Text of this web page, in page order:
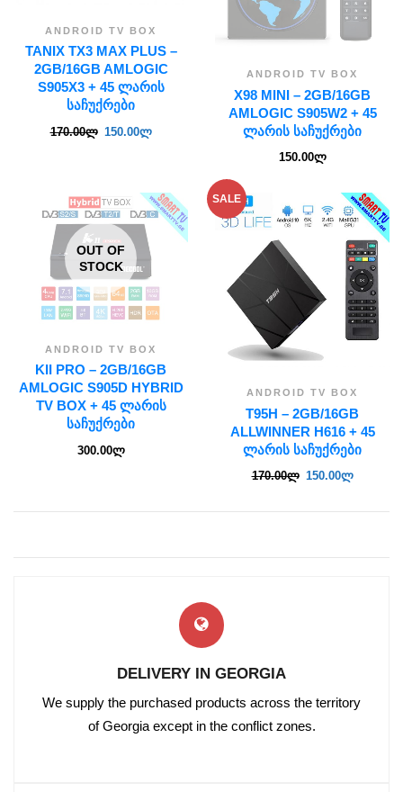
ANDROID TV BOX
TANIX TX3 MAX PLUS –
2GB/16GB AMLOGIC
S905X3 + 45 ᲚᲐᲠᲘᲡ
ᲡᲐᲩᲣᲥᲠᲔᲑᲘ
170.00ლ 150.00ლ
ANDROID TV BOX
X98 MINI – 2GB/16GB
AMLOGIC S905W2 + 45
ᲚᲐᲠᲘᲡ ᲡᲐᲩᲣᲥᲠᲔᲑᲘ
150.00ლ
OUT OF
STOCK
ANDROID TV BOX
KII PRO – 2GB/16GB
AMLOGIC S905D HYBRID
TV BOX + 45 ᲚᲐᲠᲘᲡ
ᲡᲐᲩᲣᲥᲠᲔᲑᲘ
300.00ლ
SALE
ANDROID TV BOX
T95H – 2GB/16GB
ALLWINNER H616 + 45
ᲚᲐᲠᲘᲡ ᲡᲐᲩᲣᲥᲠᲔᲑᲘ
170.00ლ 150.00ლ
DELIVERY IN GEORGIA
We supply the purchased products across the territory
of Georgia except in the conflict zones.